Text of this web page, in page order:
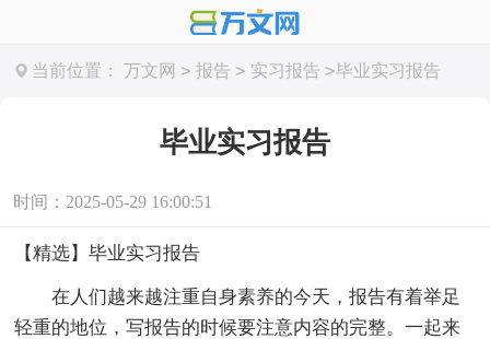
当前位置： 万文网 > 报告 > 实习报告 >毕业实习报告
毕业实习报告
时间：2025-05-29 16:00:51
【精选】毕业实习报告
在人们越来越注重自身素养的今天，报告有着举足
轻重的地位，写报告的时候要注意内容的完整。一起来